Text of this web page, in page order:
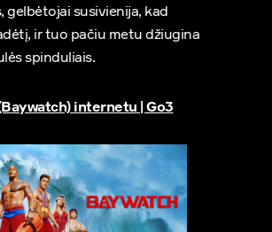
gelbėtojai susivienija, kad
ir tuo pačiu metu džiugina
spinduliais.
internetu | Go3